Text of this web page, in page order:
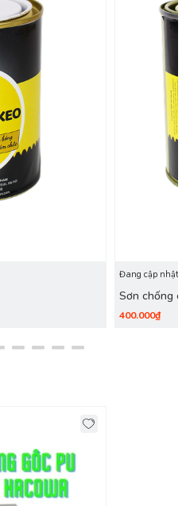
Đang cập nhật
Sơn chống
400.000₫